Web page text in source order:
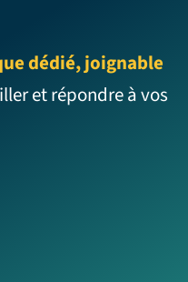
dédié, joignable
et répondre à vos